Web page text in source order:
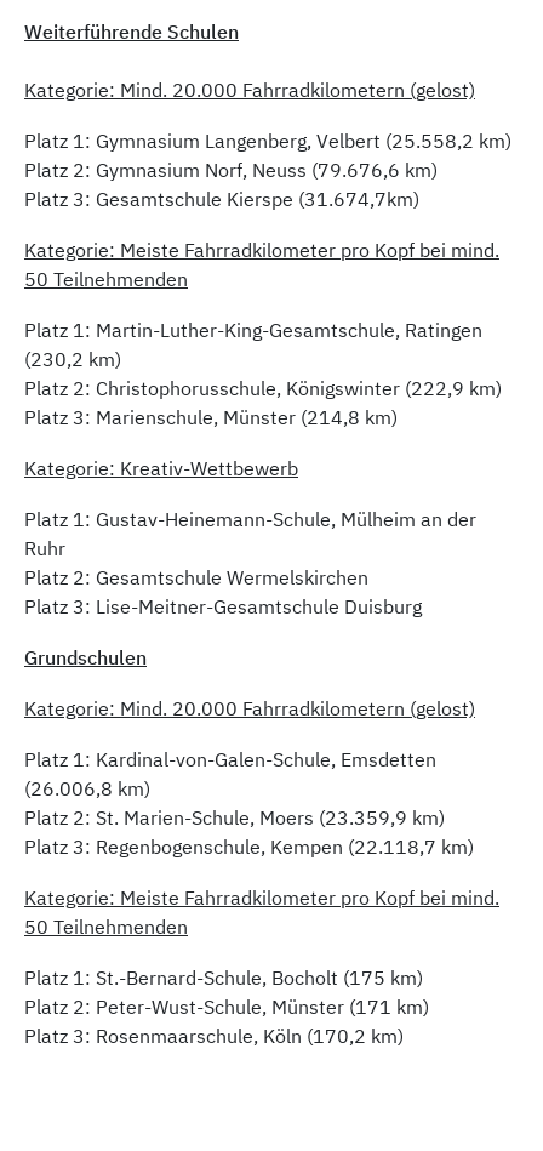
Weiterführende Schulen
Kategorie:Mind. 20.000 Fahrradkilometern (gelost)
Platz 1: Gymnasium Langenberg, Velbert (25.558,2 km)
Platz 2: Gymnasium Norf, Neuss (79.676,6 km)
Platz 3: Gesamtschule Kierspe (31.674,7km)
Kategorie: Meiste Fahrradkilometer pro Kopf bei mind.
50 Teilnehmenden
Platz 1: Martin-Luther-King-Gesamtschule, Ratingen
(230,2 km)
Platz 2: Christophorusschule, Königswinter (222,9 km)
Platz 3: Marienschule, Münster (214,8 km)
Kategorie: Kreativ-Wettbewerb
Platz 1: Gustav-Heinemann-Schule, Mülheim an der
Ruhr
Platz 2: Gesamtschule Wermelskirchen
Platz 3: Lise-Meitner-Gesamtschule Duisburg
Grundschulen
Kategorie: Mind. 20.000 Fahrradkilometern (gelost)
Platz 1: Kardinal-von-Galen-Schule, Emsdetten
(26.006,8 km)
Platz 2: St. Marien-Schule, Moers (23.359,9 km)
Platz 3: Regenbogenschule, Kempen (22.118,7 km)
Kategorie: Meiste Fahrradkilometer pro Kopf bei mind.
50 Teilnehmenden
Platz 1: St.-Bernard-Schule, Bocholt (175 km)
Platz 2: Peter-Wust-Schule, Münster (171 km)
Platz 3: Rosenmaarschule, Köln (170,2 km)